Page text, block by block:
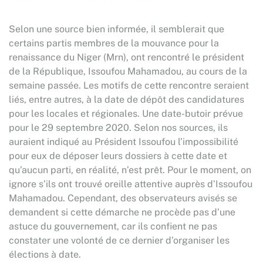
Selon une source bien informée, il semblerait que
certains partis membres de la mouvance pour la
renaissance du Niger (Mrn), ont rencontré le président
de la République, Issoufou Mahamadou, au cours de la
semaine passée. Les motifs de cette rencontre seraient
liés, entre autres, à la date de dépôt des candidatures
pour les locales et régionales. Une date-butoir prévue
pour le 29 septembre 2020. Selon nos sources, ils
auraient indiqué au Président Issoufou l’impossibilité
pour eux de déposer leurs dossiers à cette date et
qu’aucun parti, en réalité, n’est prêt. Pour le moment, on
ignore s’ils ont trouvé oreille attentive auprès d’Issoufou
Mahamadou. Cependant, des observateurs avisés se
demandent si cette démarche ne procède pas d’une
astuce du gouvernement, car ils confient ne pas
constater une volonté de ce dernier d’organiser les
élections à date.